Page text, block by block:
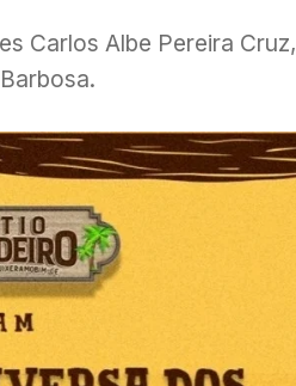
Carlos Albe Pereira Cruz,